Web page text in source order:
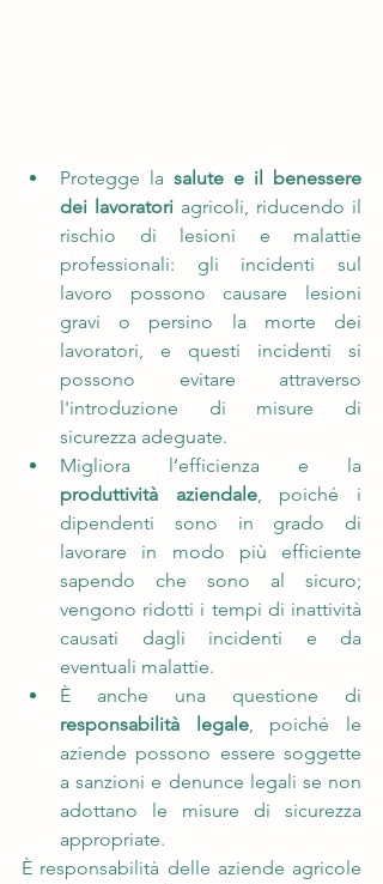
Protegge la salute e il benessere
dei lavoratori agricoli, riducendo il
rischio di lesioni e malattie
professionali: gli incidenti sul
lavoro possono causare lesioni
gravi o persino la morte dei
lavoratori, e questi incidenti si
possono evitare attraverso
l'introduzione di misure di
sicurezza adeguate.
produttività aziendale, poiché i
dipendenti sono in grado di
lavorare in modo più efficiente
sapendo che sono al sicuro;
vengono ridotti i tempi di inattività
causati dagli incidenti e da
eventuali malattie.
responsabilità legale, poiché le
aziende possono essere soggette
a sanzioni e denunce legali se non
adottano le misure di sicurezza
appropriate.
È responsabilità delle aziende agricole